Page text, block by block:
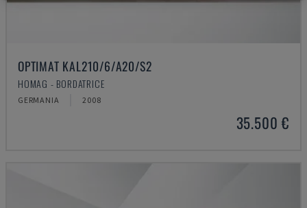
OPTIMAT KAL210/6/A20/S2
HOMAG - BORDATRICE
GERMANIA 2008
35.500 €